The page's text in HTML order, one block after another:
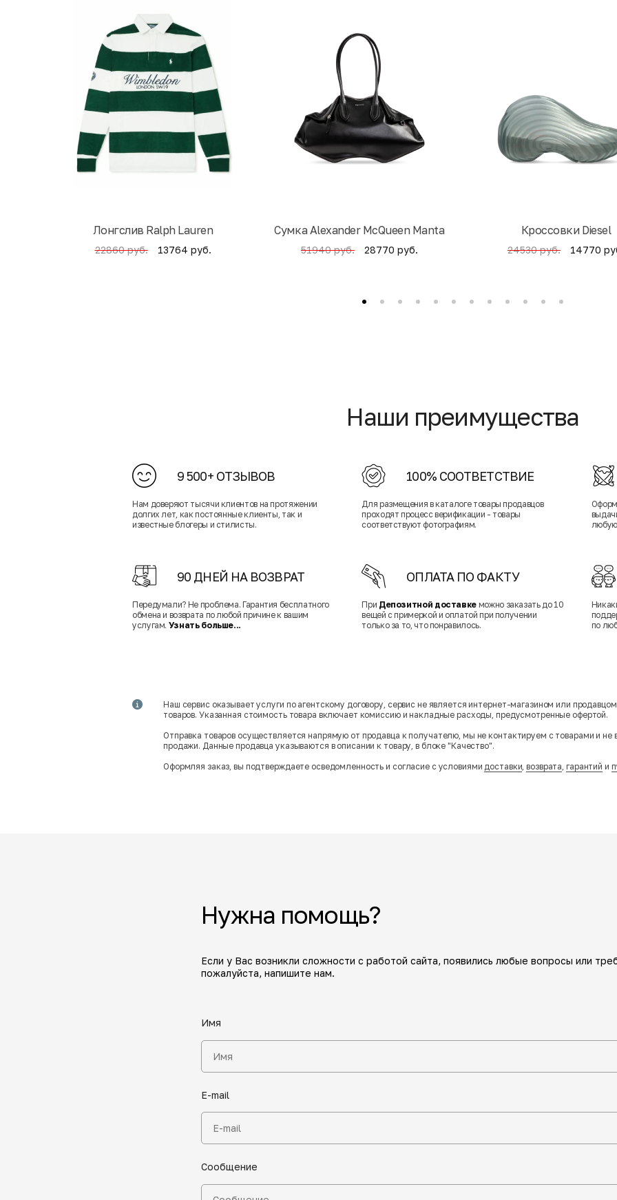
Лонгслив Ralph Lauren
22860 руб. 13764 руб.
Cумка Alexander McQueen Manta
51940 руб. 28770 руб.
Кроссовки Diesel
24530 руб. 14770
Наши преимущества
9 500+ ОТЗЫВОВ
Нам доверяют тысячи клиентов на протяжении
долгих лет, как постоянные клиенты, так и
известные блогеры и стилисты.
100% СООТВЕТСТВИЕ
Для размещения в каталоге товары продавцов
проходят процесс верификации - товары
соответствуют фотографиям.
90 ДНЕЙ НА ВОЗВРАТ
Передумали? Не проблема. Гарантия бесплатного
обмена и возврата по любой причине к вашим
услугам. Узнать больше...
ОПЛАТА ПО ФАКТУ
При Депозитной доставке можно заказать до 10
вещей с примеркой и оплатой при получении
только за то, что понравилось.
по
Наш сервис оказывает услуги по агентскому договору, сервис не является интернет-магазином или
товаров. Указанная стоимость товара включает комиссию и накладные расходы, предусмотренные офертой.
Отправка товаров осуществляется напрямую от продавца к получателю, мы не контактируем с товарами и не
продажи. Данные продавца указываются в описании к товару, в блоке "Качество".
Оформляя заказ, вы подтверждаете осведомленность и согласие с условиямидоставки,возврата, гарантий и
Нужна помощь?
Если у Вас возникли сложности с работой сайта, появились любые вопросы или
пожалуйста, напишите нам.
Имя
E-mail
Сообщение